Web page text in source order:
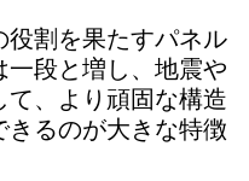
役割を果たすパネル
一段と増し、地震や
、より頑固な構造
るのが大きな特徴